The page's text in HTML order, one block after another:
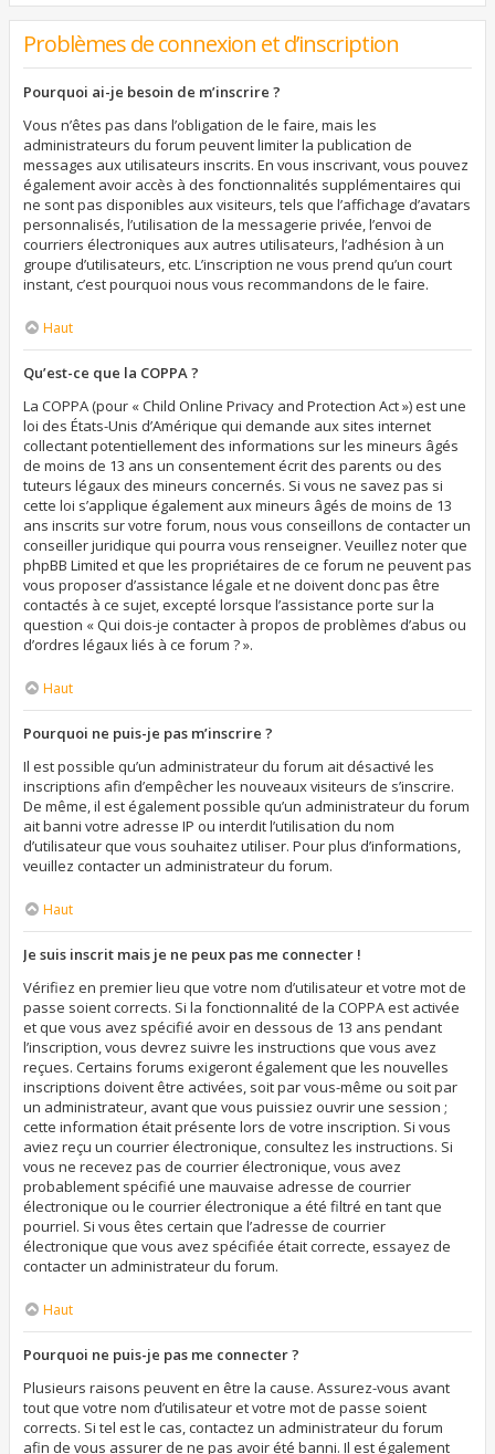
Problèmes de connexion et d’inscription
Pourquoi ai-je besoin de m’inscrire ?
Vous n’êtes pas dans l’obligation de le faire, mais les
administrateurs du forum peuvent limiter la publication de
messages aux utilisateurs inscrits. En vous inscrivant, vous pouvez
également avoir accès à des fonctionnalités supplémentaires qui
ne sont pas disponibles aux visiteurs, tels que l’affichage d’avatars
personnalisés, l’utilisation de la messagerie privée, l’envoi de
courriers électroniques aux autres utilisateurs, l’adhésion à un
groupe d’utilisateurs, etc. L’inscription ne vous prend qu’un court
instant, c’est pourquoi nous vous recommandons de le faire.
Haut
Qu’est-ce que la COPPA ?
La COPPA (pour « Child Online Privacy and Protection Act ») est une
loi des États-Unis d’Amérique qui demande aux sites internet
collectant potentiellement des informations sur les mineurs âgés
de moins de 13 ans un consentement écrit des parents ou des
tuteurs légaux des mineurs concernés. Si vous ne savez pas si
cette loi s’applique également aux mineurs âgés de moins de 13
ans inscrits sur votre forum, nous vous conseillons de contacter un
conseiller juridique qui pourra vous renseigner. Veuillez noter que
phpBB Limited et que les propriétaires de ce forum ne peuvent pas
vous proposer d’assistance légale et ne doivent donc pas être
contactés à ce sujet, excepté lorsque l’assistance porte sur la
question « Qui dois-je contacter à propos de problèmes d’abus ou
d’ordres légaux liés à ce forum ? ».
Haut
Pourquoi ne puis-je pas m’inscrire ?
Il est possible qu’un administrateur du forum ait désactivé les
inscriptions afin d’empêcher les nouveaux visiteurs de s’inscrire.
De même, il est également possible qu’un administrateur du forum
ait banni votre adresse IP ou interdit l’utilisation du nom
d’utilisateur que vous souhaitez utiliser. Pour plus d’informations,
veuillez contacter un administrateur du forum.
Haut
Je suis inscrit mais je ne peux pas me connecter !
Vérifiez en premier lieu que votre nom d’utilisateur et votre mot de
passe soient corrects. Si la fonctionnalité de la COPPA est activée
et que vous avez spécifié avoir en dessous de 13 ans pendant
l’inscription, vous devrez suivre les instructions que vous avez
reçues. Certains forums exigeront également que les nouvelles
inscriptions doivent être activées, soit par vous-même ou soit par
un administrateur, avant que vous puissiez ouvrir une session ;
cette information était présente lors de votre inscription. Si vous
aviez reçu un courrier électronique, consultez les instructions. Si
vous ne recevez pas de courrier électronique, vous avez
probablement spécifié une mauvaise adresse de courrier
électronique ou le courrier électronique a été filtré en tant que
pourriel. Si vous êtes certain que l’adresse de courrier
électronique que vous avez spécifiée était correcte, essayez de
contacter un administrateur du forum.
Haut
Pourquoi ne puis-je pas me connecter ?
Plusieurs raisons peuvent en être la cause. Assurez-vous avant
tout que votre nom d’utilisateur et votre mot de passe soient
corrects. Si tel est le cas, contactez un administrateur du forum
afin de vous assurer de ne pas avoir été banni. Il est également